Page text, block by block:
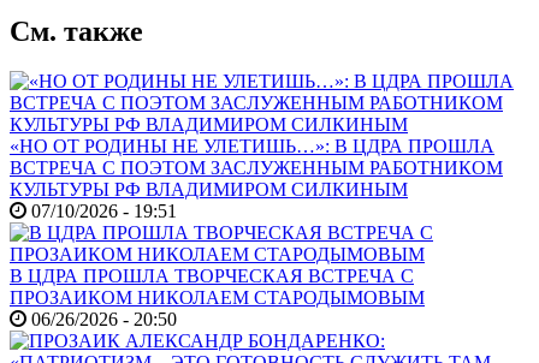
См. также
«НО ОТ РОДИНЫ НЕ УЛЕТИШЬ…»: В ЦДРА ПРОШЛА
ВСТРЕЧА С ПОЭТОМ ЗАСЛУЖЕННЫМ РАБОТНИКОМ
КУЛЬТУРЫ РФ ВЛАДИМИРОМ СИЛКИНЫМ
07/10/2026 - 19:51
В ЦДРА ПРОШЛА ТВОРЧЕСКАЯ ВСТРЕЧА С
ПРОЗАИКОМ НИКОЛАЕМ СТАРОДЫМОВЫМ
06/26/2026 - 20:50